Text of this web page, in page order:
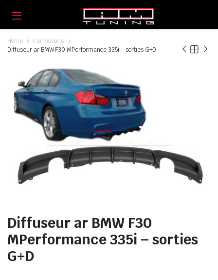
Home
Carrosserie
Diffuseur ar BMW F30 MPerformance 335i – sorties G+D
Diffuseur ar BMW F30
MPerformance 335i – sorties
G+D